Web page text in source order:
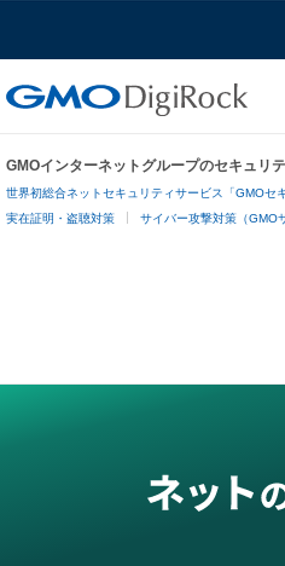
GMOインターネットグループのセキュリ
世界初総合ネットセキュリティサービス「GMOセ
実在証明・盗聴対策 サイバー攻撃対策（GMO